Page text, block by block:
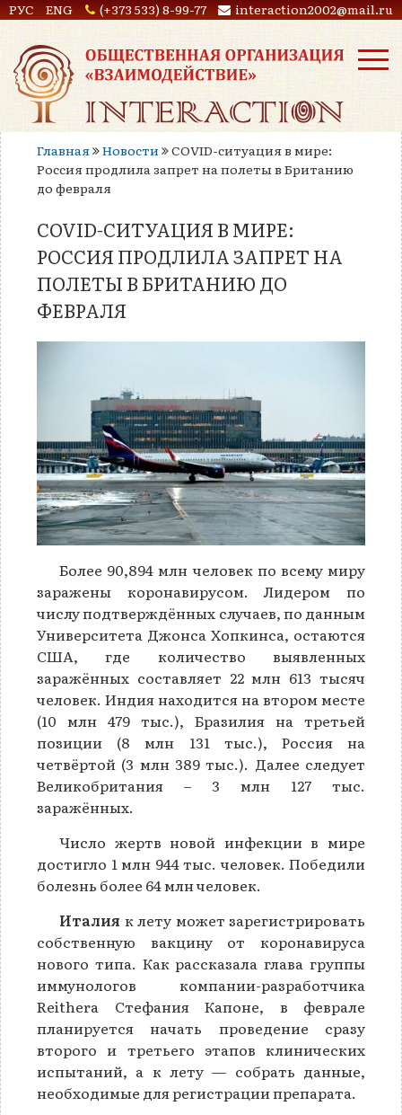
РУС ENG (+373 533) 8-99-77 interaction2002@mail.ru
Главная Новости
COVID-ситуация в мире:
Россия продлила запрет на полеты в Британию
до февраля
COVID-СИТУАЦИЯ В МИРЕ:
РОССИЯ ПРОДЛИЛА ЗАПРЕТ НА
ПОЛЕТЫ В БРИТАНИЮ ДО
ФЕВРАЛЯ
Более 90,894 млн человек по всему миру
заражены коронавирусом. Лидером по
числу подтверждённых случаев, по данным
Университета Джонса Хопкинса, остаются
США, где количество выявленных
заражённых составляет 22 млн 613 тысяч
человек. Индия находится на втором месте
(10 млн 479 тыс.), Бразилия на третьей
позиции (8 млн 131 тыс.), Россия на
четвёртой (3 млн 389 тыс.). Далее следует
Великобритания – 3 млн 127 тыс.
заражённых.
Число жертв новой инфекции в мире
достигло 1 млн 944 тыс. человек. Победили
болезнь более 64 млн человек.
Италия к лету может зарегистрировать
собственную вакцину от коронавируса
нового типа. Как рассказала глава группы
иммунологов компании-разработчика
Reithera Стефания Капоне, в феврале
планируется начать проведение сразу
второго и третьего этапов клинических
испытаний, а к лету — собрать данные,
необходимые для регистрации препарата.